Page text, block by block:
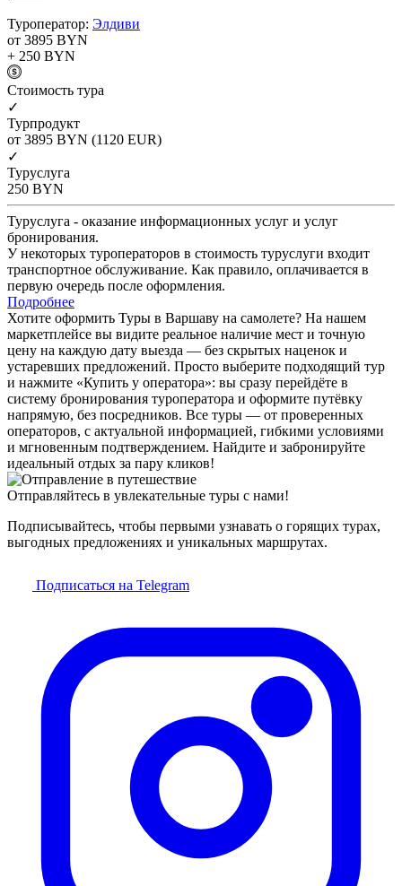
Туроператор: Элдиви
от 3895 BYN
+ 250 BYN
Cтоимость тура
✓
Турпродукт
от 3895 BYN (1120 EUR)
✓
Туруслуга
250 BYN
Туруслуга - оказание информационных услуг и услуг
бронирования.
У некоторых туроператоров в стоимость туруслуги входит
транспортное обслуживание. Как правило, оплачивается в
первую очередь после оформления.
Подробнее
Хотите оформить Туры в Варшаву на самолете? На нашем
маркетплейсе вы видите реальное наличие мест и точную
цену на каждую дату выезда — без скрытых наценок и
устаревших предложений. Просто выберите подходящий тур
и нажмите «Купить у оператора»: вы сразу перейдёте в
систему бронирования туроператора и оформите путёвку
напрямую, без посредников. Все туры — от проверенных
операторов, с актуальной информацией, гибкими условиями
и мгновенным подтверждением. Найдите и забронируйте
идеальный отдых за пару кликов!
Отправляйтесь в увлекательные туры с нами!
Подписывайтесь, чтобы первыми узнавать о горящих турах,
выгодных предложениях и уникальных маршрутах.
Подписаться на Telegram